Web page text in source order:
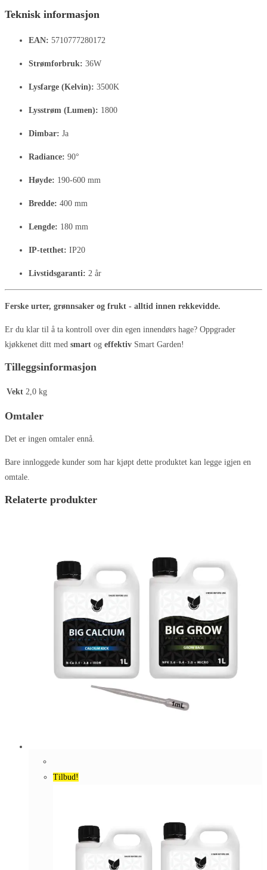
Teknisk informasjon
EAN: 5710777280172
Strømforbruk: 36W
Lysfarge (Kelvin): 3500K
Lysstrøm (Lumen): 1800
Dimbar: Ja
Radiance: 90°
Høyde: 190-600 mm
Bredde: 400 mm
Lengde: 180 mm
IP-tetthet: IP20
Livstidsgaranti: 2 år
Ferske urter, grønnsaker og frukt - alltid innen rekkevidde.
Er du klar til å ta kontroll over din egen innendørs hage? Oppgrader
kjøkkenet ditt med smart og effektiv Smart Garden!
Tilleggsinformasjon
Vekt 2,0 kg
Omtaler
Det er ingen omtaler ennå.
Bare innloggede kunder som har kjøpt dette produktet kan legge igjen en
omtale.
Relaterte produkter
Tilbud!